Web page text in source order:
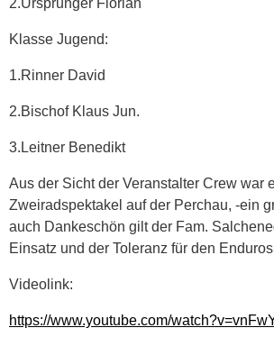
Klasse Jugend:
1.Rinner David
2.Bischof Klaus Jun.
3.Leitner Benedikt
Aus der Sicht der Veranstalter Crew war
Zweiradspektakel auf der Perchau, -ein
auch Dankeschön gilt der Fam.
Einsatz und der Toleranz für den
Videolink:
https://www.youtube.com/